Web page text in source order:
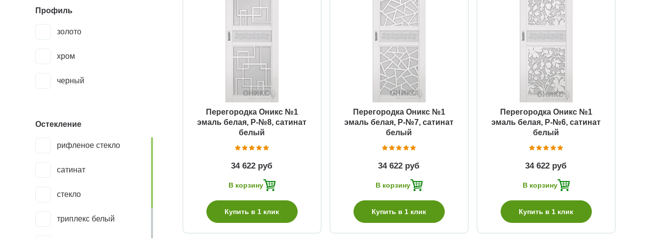
Профиль
золото
хром
черный
Остекление
рифленое стекло
сатинат
стекло
триплекс белый
Перегородка Оникс №1
эмаль белая, Р-№8, сатинат
белый
Быстрый просмотр
34 622 руб
В корзину
Купить в 1 клик
Перегородка Оникс №1
эмаль белая, Р-№7, сатинат
белый
Быстрый просмотр
34 622 руб
В корзину
Купить в 1 клик
Перегородка Оникс №1
эмаль белая, Р-№6, сатинат
белый
Быстрый просмотр
34 622 руб
В корзину
Купить в 1 клик